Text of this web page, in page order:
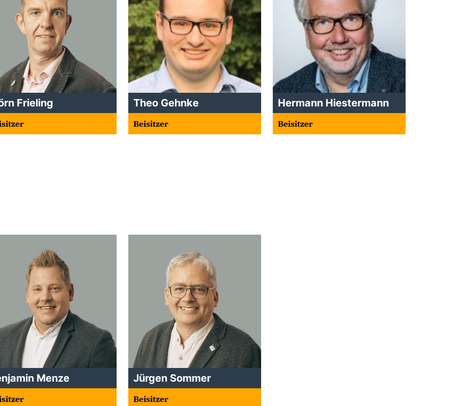
Frieling Theo Gehnke
Beisitzer
Hermann Hiestermann
Beisitzer
Menze Jürgen Sommer
Beisitzer